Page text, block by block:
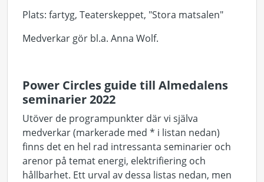
Plats: fartyg, Teaterskeppet, "Stora matsalen"
Medverkar gör bl.a. Anna Wolf.
Power Circles guide till Almedalens
seminarier 2022
Utöver de programpunkter där vi själva
medverkar (markerade med * i listan nedan)
finns det en hel rad intressanta seminarier och
arenor på temat energi, elektrifiering och
hållbarhet. Ett urval av dessa listas nedan, men